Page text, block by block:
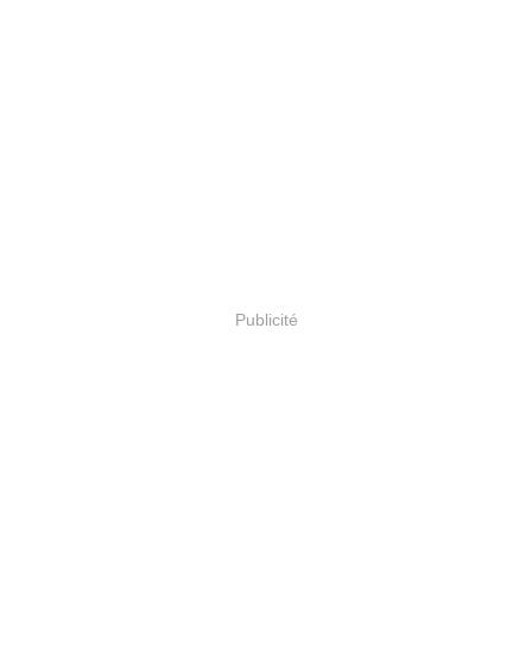
Publicité